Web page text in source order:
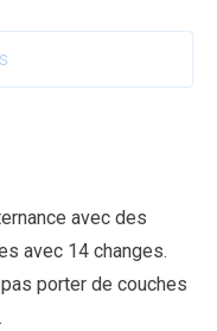
avec des
avec 14 changes.
porter de couches